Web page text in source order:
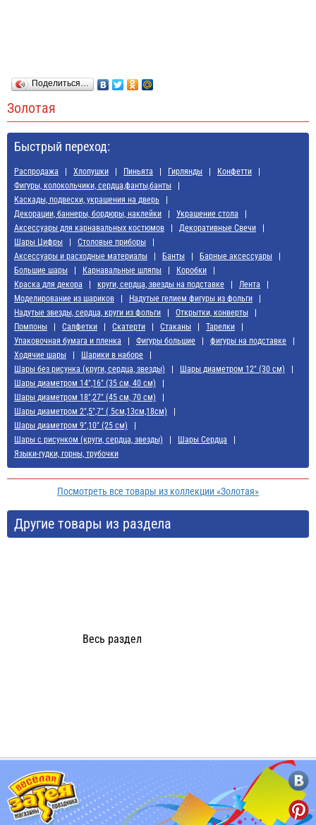
Поделиться…
Золотая
Быстрый переход:
Распродажа Хлопушки Пиньята Гирлянды
Конфетти
Фигуры, колокольчики, сердца,фанты,банты
Каскады, подвески, украшения на дверь
Декорации, баннеры, бордюры, наклейки
Украшение стола
Аксессуары для карнавальных костюмов
Декоративные Свечи
Шары Цифры
Cтоловые приборы
Аксессуары и расходные материалы
Банты
Барные аксессуары
Большие шары
Карнавальные шляпы
Коробки
Краска для декора
круги, сердца, звезды на подставке
Лента
Моделирование из шариков
Надутые гелием фигуры из фольги
Надутые звезды, сердца, круги из фольги
Открытки, конверты
Помпоны
Салфетки Скатерти Стаканы
Тарелки
Упаковочная бумага и пленка
Фигуры большие
фигуры на подставке
Ходячие шары
Шарики в наборе
Шары без рисунка (круги, сердца, звезды)
Шары диаметром 12" (30 см)
Шары диаметром 14",16" (35 см, 40 см)
Шары диаметром 18",27" (45 см, 70 см)
Шары диаметром 2",5",7" ( 5см,13см,18см)
Шары диаметром 9",10" (25 см)
Шары с рисунком (круги, сердца, звезды)
Шары Сердца
Языки-гудки, горны, трубочки
Посмотреть все товары из коллекции «Золотая»
Другие товары из раздела
Весь раздел